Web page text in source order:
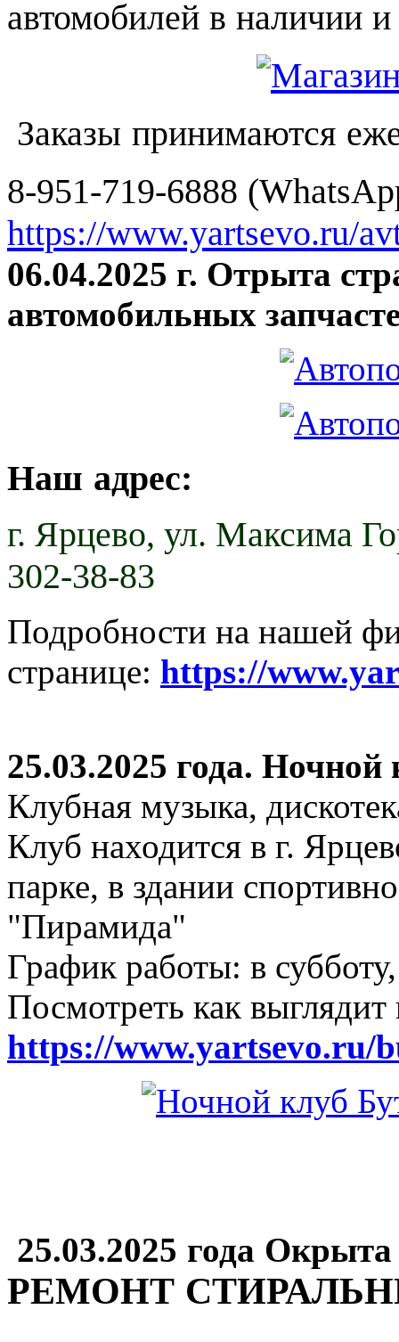
автомобилей в наличии и
Заказы принимаются
8-951-719-6888
https://www.yartsevo.ru/
06.04.2025 г. Отрыта
автомобильных
Наш адрес:
г. Ярцево, ул. Максима
302-38-83
Подробности на нашей
странице: https://
25.03.2025 года.
Клубная музыка,
Клуб находится в г.
парке, в здании
"Пирамида"
График работы: в
Посмотреть как
https://www.yartsevo.ru/
25.03.2025 года
РЕМОНТ